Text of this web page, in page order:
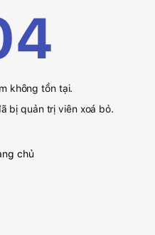
không tồn tại.
bị quản trị viên xoá bỏ.
chủ